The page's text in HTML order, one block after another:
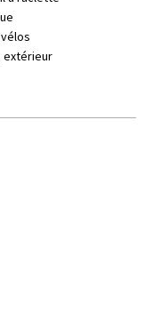
extérieur